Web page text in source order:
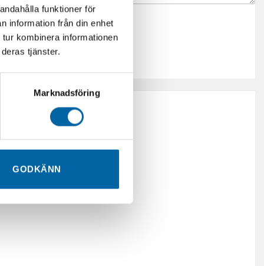
funktioner för
information från din enhet
kombinera informationen
tjänster.
Marknadsföring
GODKÄNN